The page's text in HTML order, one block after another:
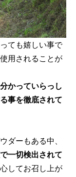
ても嬉しい事で
用されることが
かっていらっし
事を徹底されて
ダーもある中、
一切検出されて
してお召し上が